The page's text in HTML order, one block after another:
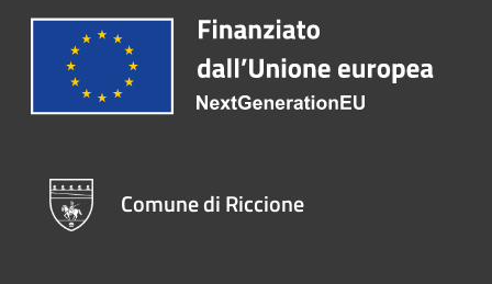
Comune di Riccione